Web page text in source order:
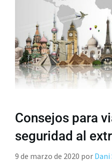
Consejos para
seguridad al
9 de marzo de 2020 por Dani